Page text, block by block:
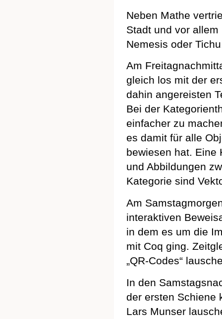
Neben Mathe
Stadt und vor
Nemesis oder
Am
gleich los mit der
dahin angereisten
Bei der
einfacher zu
es damit für alle
bewiesen hat. Eine
und Abbildungen
Kategorie sind
Am
interaktiven
in dem es um die
mit Coq ging.
„QR-Codes“
In den
der ersten Schiene
Lars Munser